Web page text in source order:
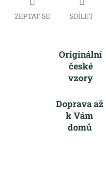
ZEPTAT SE SDÍLET
Originální
české
vzory
Doprava až
k Vám
domů